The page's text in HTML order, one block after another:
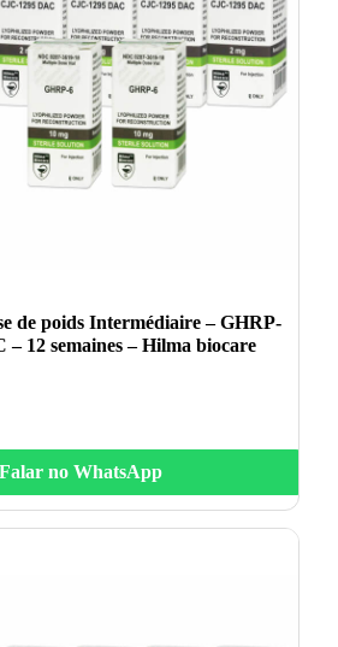
de poids Intermédiaire – GHRP-
– 12 semaines – Hilma biocare
Falar no WhatsApp